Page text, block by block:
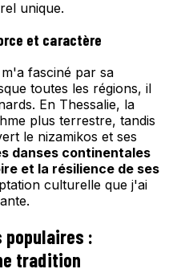
unique.
et caractère
fasciné par sa
toutes les régions, il
En Thessalie, la
plus terrestre, tandis
le nizamikos et ses
danses continentales
et la résilience de ses
culturelle que j'ai
:
tradition